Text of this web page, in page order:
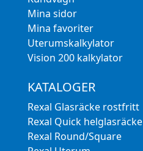
Mina sidor
Mina favoriter
Uterumskalkylator
Vision 200 kalkylator
KATALOGER
Rexal Glasräcke rostfritt
Rexal Quick helglasräcke
Rexal Round/Square